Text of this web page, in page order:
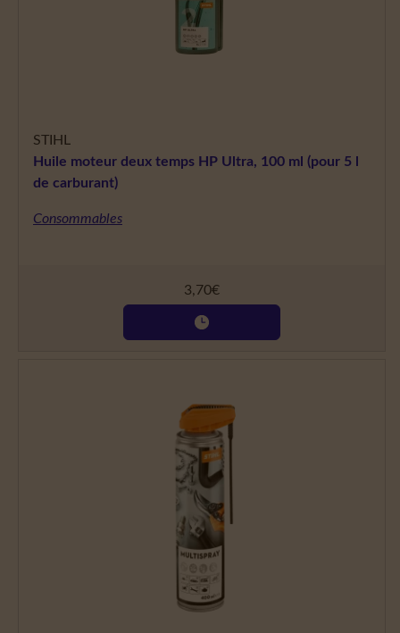
STIHL
Huile moteur deux temps HP Ultra, 100 ml (pour 5 l
de carburant)
Consommables
3,70€